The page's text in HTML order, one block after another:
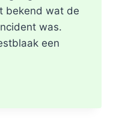
bekend wat de
was.
een